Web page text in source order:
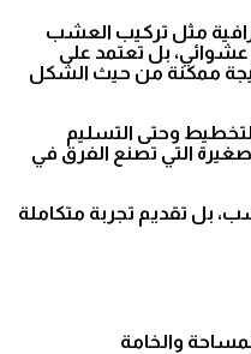
مثل تركيب العشب
عشوائي، بل تعتمد على
ممكنة من حيث الشكل
وحتى التسليم
التي تصنع الفرق في
بل تقديم تجربة متكاملة
والخامة